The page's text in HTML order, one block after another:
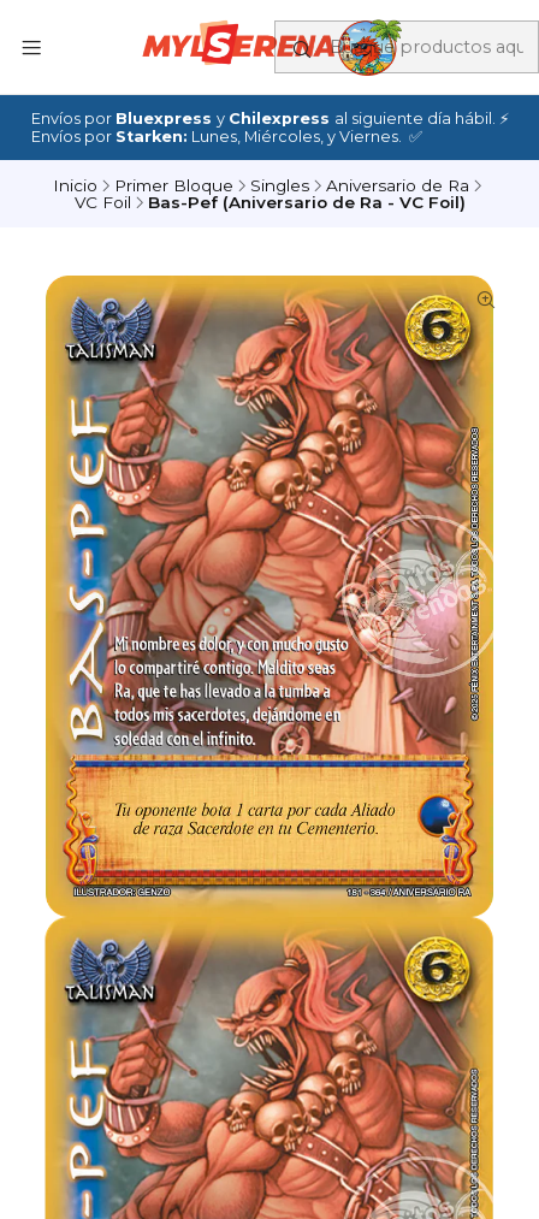
Envíos por Bluexpress y Chilexpress al siguiente día hábil. ⚡
Envíos por Starken: Lunes, Miércoles, y Viernes. ✅
Inicio Primer Bloque Singles
Aniversario de Ra
VC Foil
Bas-Pef (Aniversario de Ra - VC Foil)